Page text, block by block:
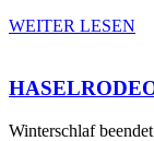
WEITER LESEN
Winterschlaf